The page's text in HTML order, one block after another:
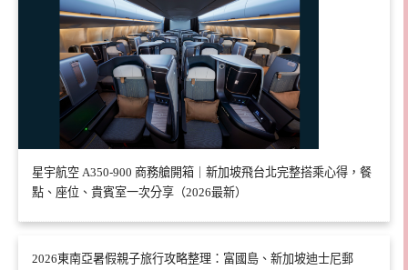
星宇航空 A350-900 商務艙開箱｜新加坡飛台北完整搭乘心得，餐
點、座位、貴賓室一次分享（2026最新）
2026東南亞暑假親子旅行攻略整理：富國島、新加坡迪士尼郵